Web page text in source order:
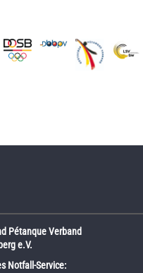
Pétanque Verband
e.V.
Notfall-Service: